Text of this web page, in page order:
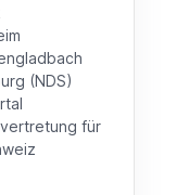
(NDS)
für